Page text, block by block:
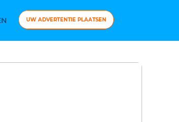
UW ADVERTENTIE PLAATSEN